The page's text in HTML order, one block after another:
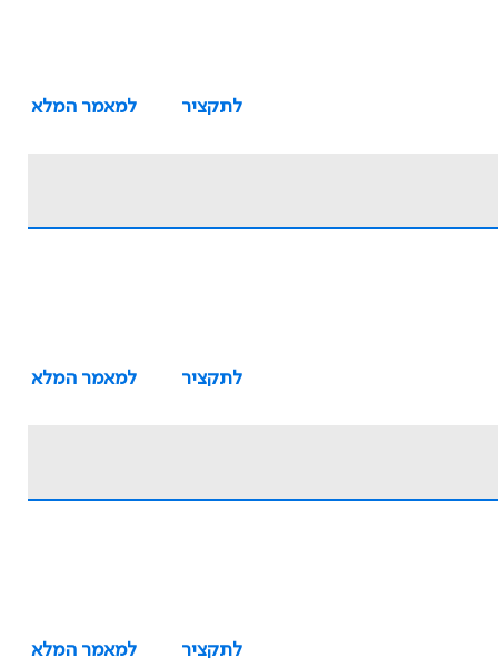
לתקציר למאמר המלא
לתקציר למאמר המלא
לתקציר למאמר המלא